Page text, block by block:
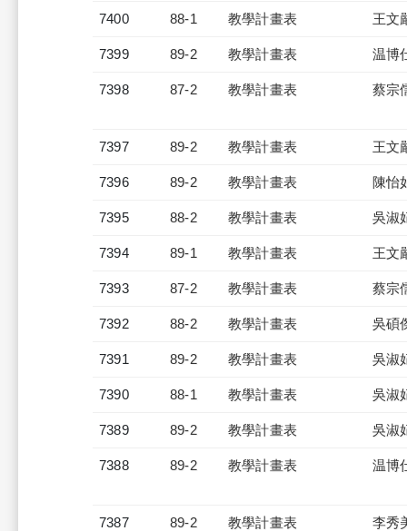
7400 88-1 教學計畫表 王文
7399 89-2 教學計畫表 温博
7398 87-2 教學計畫表 蔡宗
7397 89-2 教學計畫表 王文
7396 89-2 教學計畫表 陳怡
7395 88-2 教學計畫表 吳淑
7394 89-1 教學計畫表 王文
7393 87-2 教學計畫表 蔡宗
7392 88-2 教學計畫表 吳碩
7391 89-2 教學計畫表 吳淑
7390 88-1 教學計畫表 吳淑
7389 89-2 教學計畫表 吳淑
7388 89-2 教學計畫表 温博
7387 89-2 教學計畫表 李秀